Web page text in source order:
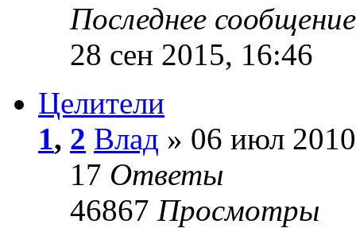
Последнее
28 сен 2015, 16:46
Целители
1, 2 Влад » 06 июл
17 Ответы
46867 Просмотры